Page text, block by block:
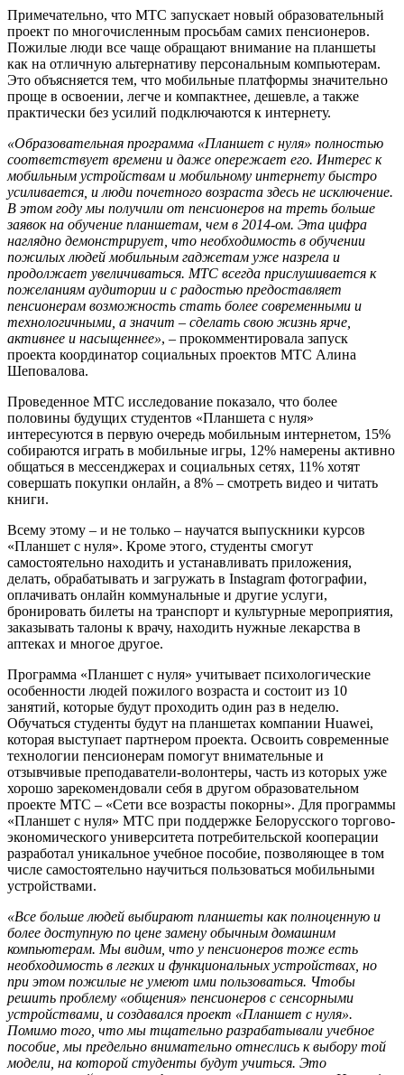
Примечательно, что МТС запускает новый образовательный
проект по многочисленным просьбам самих пенсионеров.
Пожилые люди все чаще обращают внимание на планшеты
как на отличную альтернативу персональным компьютерам.
Это объясняется тем, что мобильные платформы значительно
проще в освоении, легче и компактнее, дешевле, а также
практически без усилий подключаются к интернету.
«Образовательная программа «Планшет с нуля» полностью
соответствует времени и даже опережает его. Интерес к
мобильным устройствам и мобильному интернету быстро
усиливается, и люди почетного возраста здесь не исключение.
В этом году мы получили от пенсионеров на треть больше
заявок на обучение планшетам, чем в 2014-ом. Эта цифра
наглядно демонстрирует, что необходимость в обучении
пожилых людей мобильным гаджетам уже назрела и
продолжает увеличиваться. МТС всегда прислушивается к
пожеланиям аудитории и с радостью предоставляет
пенсионерам возможность стать более современными и
технологичными, а значит – сделать свою жизнь ярче,
активнее и насыщеннее», – прокомментировала запуск
проекта координатор социальных проектов МТС Алина
Шеповалова.
Проведенное МТС исследование показало, что более
половины будущих студентов «Планшета с нуля»
интересуются в первую очередь мобильным интернетом, 15%
собираются играть в мобильные игры, 12% намерены активно
общаться в мессенджерах и социальных сетях, 11% хотят
совершать покупки онлайн, а 8% – смотреть видео и читать
книги.
Всему этому – и не только – научатся выпускники курсов
«Планшет с нуля». Кроме этого, студенты смогут
самостоятельно находить и устанавливать приложения,
делать, обрабатывать и загружать в Instagram фотографии,
оплачивать онлайн коммунальные и другие услуги,
бронировать билеты на транспорт и культурные мероприятия,
заказывать талоны к врачу, находить нужные лекарства в
аптеках и многое другое.
Программа «Планшет с нуля» учитывает психологические
особенности людей пожилого возраста и состоит из 10
занятий, которые будут проходить один раз в неделю.
Обучаться студенты будут на планшетах компании Huawei,
которая выступает партнером проекта. Освоить современные
технологии пенсионерам помогут внимательные и
отзывчивые преподаватели-волонтеры, часть из которых уже
хорошо зарекомендовали себя в другом образовательном
проекте МТС – «Сети все возрасты покорны». Для программы
«Планшет с нуля» МТС при поддержке Белорусского торгово-
экономического университета потребительской кооперации
разработал уникальное учебное пособие, позволяющее в том
числе самостоятельно научиться пользоваться мобильными
устройствами.
«Все больше людей выбирают планшеты как полноценную и
более доступную по цене замену обычным домашним
компьютерам. Мы видим, что у пенсионеров тоже есть
необходимость в легких и функциональных устройствах, но
при этом пожилые не умеют ими пользоваться. Чтобы
решить проблему «общения» пенсионеров с сенсорными
устройствами, и создавался проект «Планшет с нуля».
Помимо того, что мы тщательно разрабатывали учебное
пособие, мы предельно внимательно отнеслись к выбору той
модели, на которой студенты будут учиться. Это